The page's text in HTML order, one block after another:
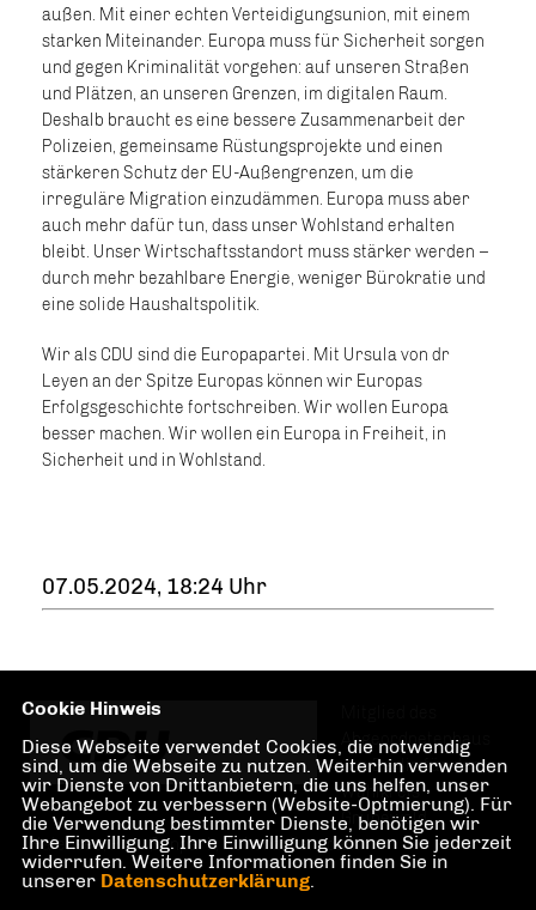
außen. Mit einer echten Verteidigungsunion, mit einem
starken Miteinander. Europa muss für Sicherheit sorgen
und gegen Kriminalität vorgehen: auf unseren Straßen
und Plätzen, an unseren Grenzen, im digitalen Raum.
Deshalb braucht es eine bessere Zusammenarbeit der
Polizeien, gemeinsame Rüstungsprojekte und einen
stärkeren Schutz der EU-Außengrenzen, um die
irreguläre Migration einzudämmen. Europa muss aber
auch mehr dafür tun, dass unser Wohlstand erhalten
bleibt. Unser Wirtschaftsstandort muss stärker werden –
durch mehr bezahlbare Energie, weniger Bürokratie und
eine solide Haushaltspolitik.
Wir als CDU sind die Europapartei. Mit Ursula von dr
Leyen an der Spitze Europas können wir Europas
Erfolgsgeschichte fortschreiben. Wir wollen Europa
besser machen. Wir wollen ein Europa in Freiheit, in
Sicherheit und in Wohlstand.
07.05.2024, 18:24 Uhr
Abgeordnetenhaus
von Berlin für den
Wahlkreis
Grunewald,
Halensee, Preußenpark, Hohenzollerndamm
Cookie Hinweis
Diese Webseite verwendet Cookies, die notwendig
sind, um die Webseite zu nutzen. Weiterhin verwenden
wir Dienste von Drittanbietern, die uns helfen, unser
Webangebot zu verbessern (Website-Optmierung). Für
die Verwendung bestimmter Dienste, benötigen wir
Ihre Einwilligung. Ihre Einwilligung können Sie jederzeit
widerrufen. Weitere Informationen finden Sie in
unserer Datenschutzerklärung.